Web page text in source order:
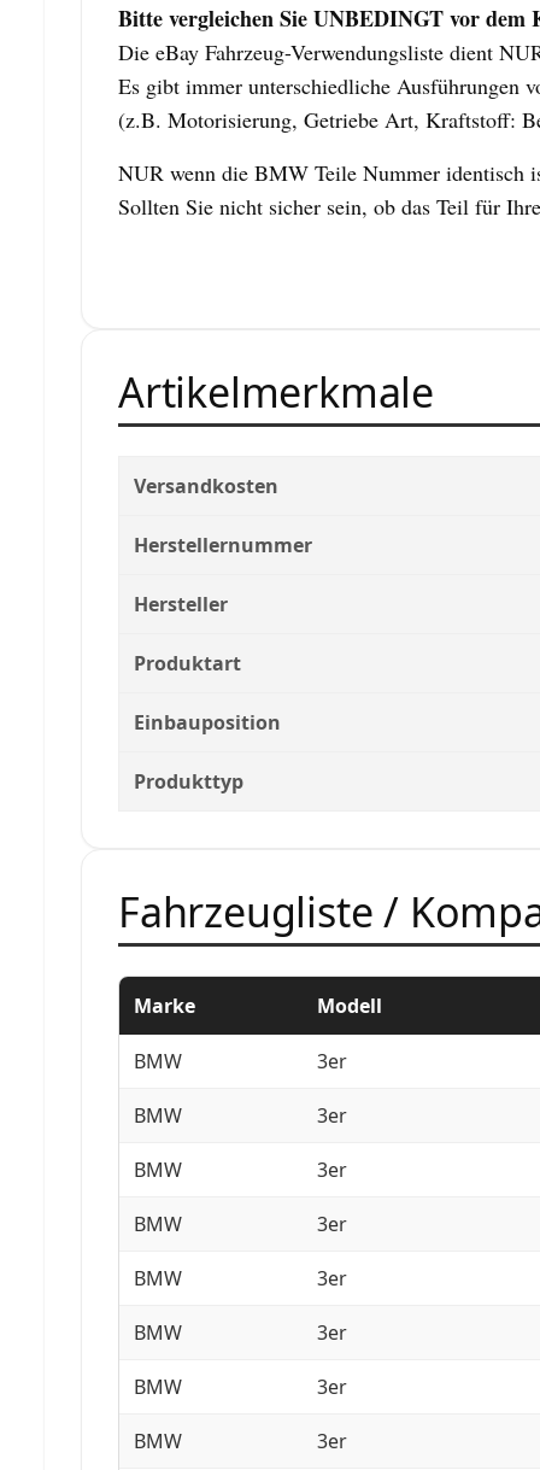
Bitte vergleichen Sie UNBEDINGT vor dem
Die eBay Fahrzeug-Verwendungsliste dient
Es gibt immer unterschiedliche Ausführungen
(z.B. Motorisierung, Getriebe Art, Kraftstoff:
NUR wenn die BMW Teile Nummer identisch
Sollten Sie nicht sicher sein, ob das Teil für
Artikelmerkmale
Versandkosten
Herstellernummer
Hersteller
Produktart
Einbauposition
Produkttyp
Fahrzeugliste /
Marke Modell
BMW 3er
BMW 3er
BMW 3er
BMW 3er
BMW 3er
BMW 3er
BMW 3er
BMW 3er